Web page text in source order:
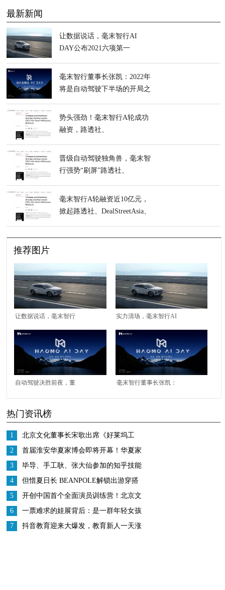
最新新闻
让数据说话，毫末智行AI
DAY公布2021六项第一
毫末智行董事长张凯：2022年
将是自动驾驶下半场的开局之
势头强劲！毫末智行A轮成功
融资，路透社、
Times、CHEVPOST等海外核
心媒体争相报道
晋级自动驾驶独角兽，毫末智
行强势“刷屏”路透社、
Times、CHEVPOST等各大海
外媒体
毫末智行A轮融资近10亿元，
掀起路透社、DealStreetAsia、
推荐图片
让数据说话，毫末智行
AI DAY公布2021六项
第一
实力清场，毫末智行AI
DAY宣布的“六项第
一”包含哪些硬货
自动驾驶决胜前夜，董
击
毫末智行董事长张凯：
热门资讯榜
1
北京文化董事长宋歌出席《好莱坞工
匠》中美影视分享会， 助力中国电影发
展
2
首届淮安华夏家博会即将开幕！华夏家
博会百城计划进度过半！
3
毕导、手工耿、张大仙参加的知乎技能
研究所是什么？
4
但惜夏日长 BEANPOLE解锁出游穿搭
5
开创中国首个全面演员训练营！北京文
化或将再发爆款！
6
一票难求的娃展背后：是一群年轻女孩
从追星到创业的蝶变
7
抖音教育迎来大爆发，教育新人一天涨